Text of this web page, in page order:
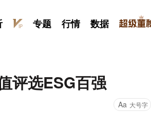
专题 行情 数据
评选ESG百强
Aa 大号字